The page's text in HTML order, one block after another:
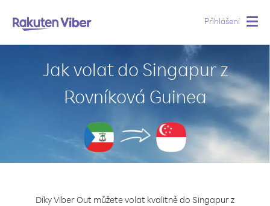
Přihlášení
Jak volat do Singapur z
Rovníková Guinea
Díky Viber Out můžete volat kvalitně do Singapur z